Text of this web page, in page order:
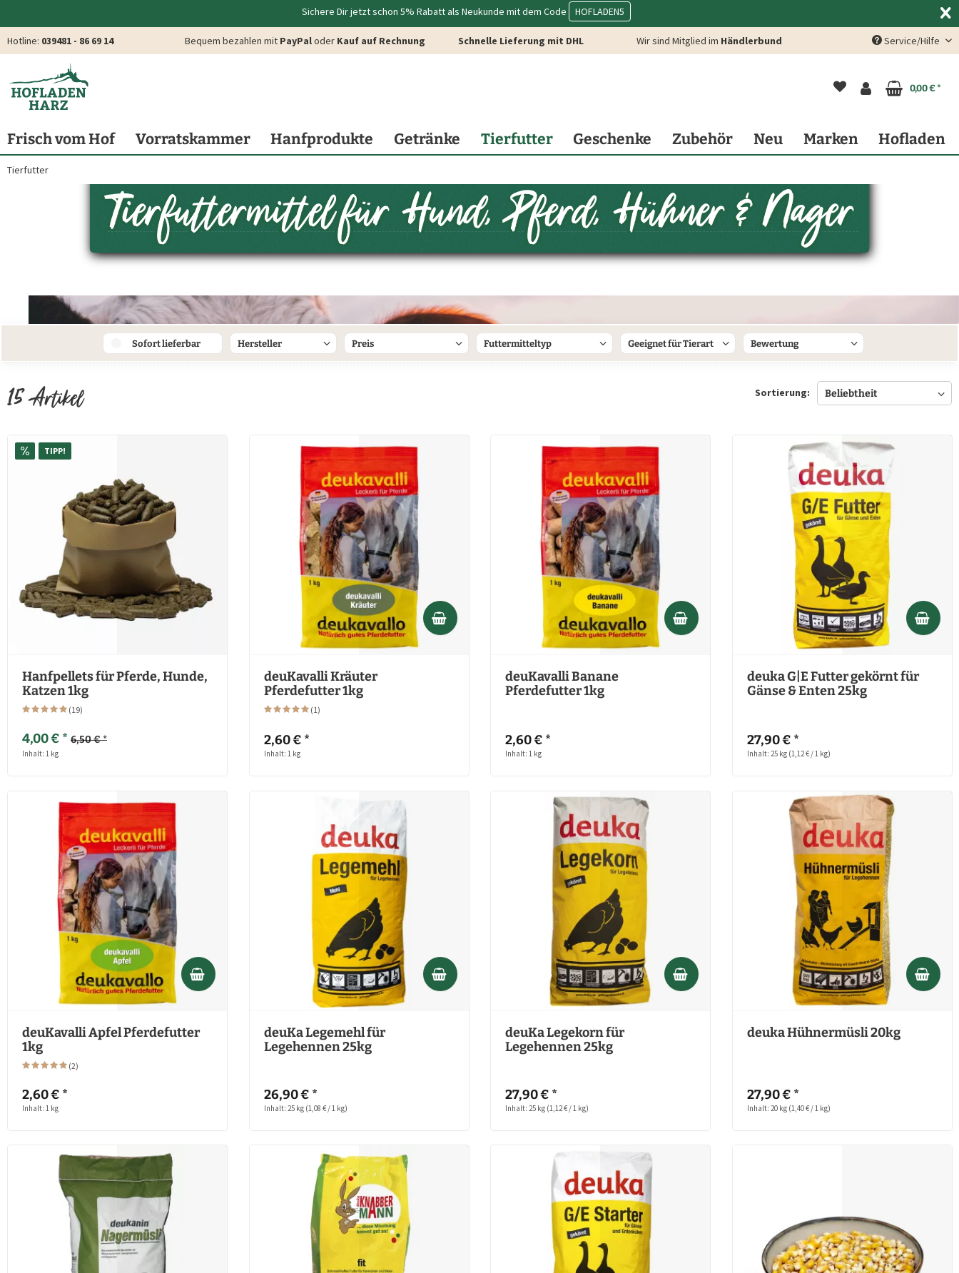
Sichere Dir jetzt schon 5% Rabatt als Neukunde mit dem Code HOFLADEN5
Hotline: 039481 - 86 69 14 Bequem bezahlen mit PayPaloder Kauf auf Rechnung Schnelle Lieferung mit DHL Wir sind Mitglied im Händlerbund Service/Hilfe
0,00 € *
Frisch vom Hof Vorratskammer Hanfprodukte Getränke Tierfutter Geschenke Zubehör Neu Marken Hofladen
Tierfutter
Tierfuttermittel für Hund, Pferd, Hühner & Nager
Sofort lieferbar Hersteller Preis Futtermitteltyp Geeignet für Tierart
Pferde
Rassetauben
Bewertung
& mehr
& mehr
15Artikel Sortierung:
TIPP!
Hanfpellets für Pferde, Hunde,
Katzen 1kg
(19)
4,00 € * 6,50 € *
Inhalt: 1 kg
deuKavalli Kräuter
Pferdefutter 1kg
(1)
2,60 € *
Inhalt: 1 kg
deuKavalli Banane
Pferdefutter 1kg
2,60 € *
Inhalt: 1 kg
deuka G|E Futter gekörnt für
Gänse & Enten 25kg
27,90 € *
Inhalt: 25 kg (1,12 € / 1 kg)
deuKavalli Apfel Pferdefutter
1kg
(2)
2,60 € *
Inhalt: 1 kg
deuKa Legemehl für
Legehennen 25kg
26,90 € *
Inhalt: 25 kg (1,08 € / 1 kg)
deuKa Legekorn für
Legehennen 25kg
27,90 € *
Inhalt: 25 kg (1,12 € / 1 kg)
deuka Hühnermüsli 20kg
27,90 € *
Inhalt: 20 kg (1,40 € / 1 kg)